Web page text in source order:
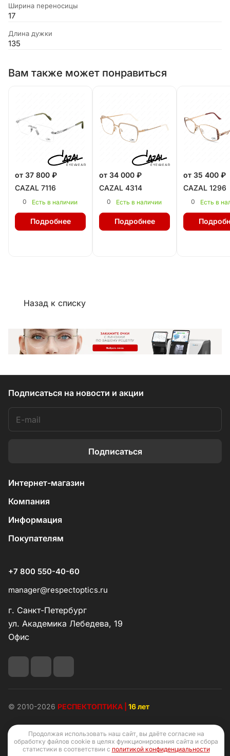
Ширина переносицы
17
Длина дужки
135
Вам также может понравиться
от 37 800 ₽
CAZAL 7116
0 Есть в наличии
Подробнее
от 34 000 ₽
CAZAL 4314
0 Есть в наличии
Подробнее
от 35 400 ₽
CAZAL 1296
0 Есть в
Назад к списку
Подписаться на новости и акции
Подписаться
Интернет-магазин
Компания
Информация
Покупателям
+7 800 550-40-60
manager@respectoptics.ru
г. Санкт-Петербург
ул. Академика Лебедева, 19
Офис
© 2010-2026 РЕСПЕКТОПТИКА | 16 лет
Конфиденциальность Оферта
Продолжая использовать наш сайт, вы даёте согласие на
обработку файлов cookie в целях функционирования сайта и сбора
статистики в соответствии с политикой конфиденциальности